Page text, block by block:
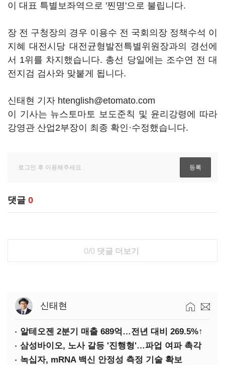
이 대표 특별보좌역으로 '찐명'으로 불립니다.
장 전 구청장의 경우 이용수 전 국회의장 정책수석 이
지혜 대전시당 대전균형발전특별위원장과의 경선에
서 1위를 차지했습니다. 총선 당일에는 조수연 전 대
전지검 검사와 맞붙게 됩니다.
신태현 기자 htenglish@etomato.com
이 기사는 뉴스토마토 보도준칙 및 윤리강령에 따라
강영관 산업2부장이 최종 확인·수정했습니다.
댓글 0
0/0 댓글 더보기
신태현
알테오젠 2분기 매출 689억…전년 대비 269.5%↑
삼성바이오, 노사 갈등 '진행형'…파업 여파 촉각
녹십자, mRNA 백신 안정성 측정 기술 확보